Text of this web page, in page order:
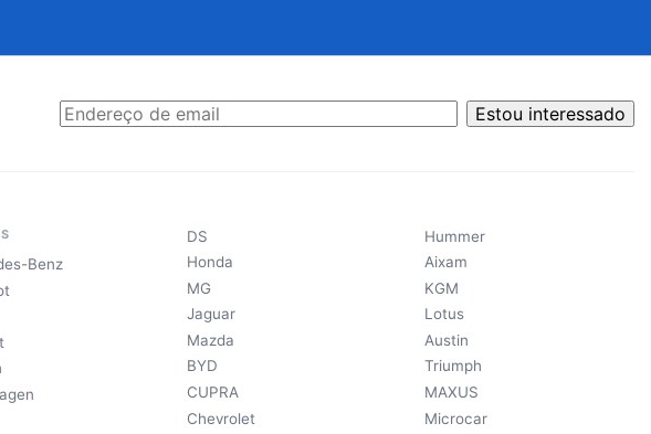
Estou interessado
Benz
DS
Honda
MG
Jaguar
Mazda
BYD
CUPRA
Chevrolet
Hummer
Aixam
KGM
Lotus
Austin
Triumph
MAXUS
Microcar